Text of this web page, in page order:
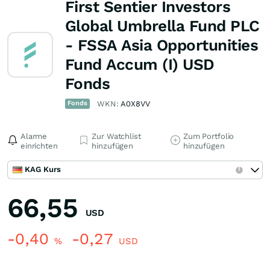
First Sentier Investors
Global Umbrella Fund PLC
- FSSA Asia Opportunities
Fund Accum (I) USD
Fonds
Fonds WKN:A0X8VV
Alarme
einrichten
Zur Watchlist
hinzufügen
Zum Portfolio
hinzufügen
KAG Kurs
66,55 USD
-0,40 % -0,27 USD